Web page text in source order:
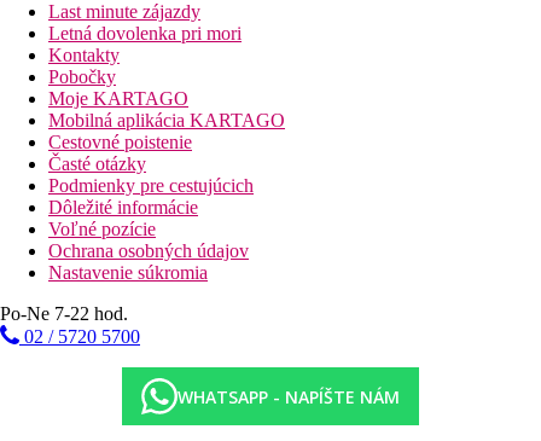
Last minute zájazdy
Letná dovolenka pri mori
Kontakty
Pobočky
Moje KARTAGO
Mobilná aplikácia KARTAGO
Cestovné poistenie
Časté otázky
Podmienky pre cestujúcich
Dôležité informácie
Voľné pozície
Ochrana osobných údajov
Nastavenie súkromia
Po-Ne 7-22 hod.
02 / 5720 5700
WHATSAPP - NAPÍŠTE NÁM